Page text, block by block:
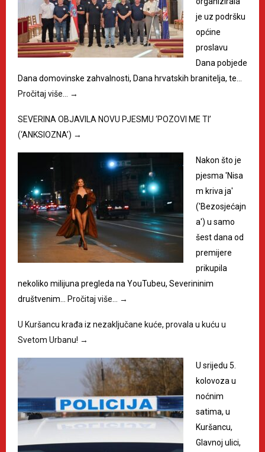
je uz podršku
općine
proslavu
Dana pobjede
Dana domovinske zahvalnosti, Dana hrvatskih branitelja, te…
Pročitaj više…
→
SEVERINA OBJAVILA NOVU PJESMU ‘POZOVI ME TI’
(‘ANKSIOZNA’) →
Nakon što je
pjesma 'Nisa
m kriva ja'
('Bezosjećajn
a') u samo
šest dana od
premijere
prikupila
nekoliko milijuna pregleda na YouTubeu, Severininim
društvenim…
Pročitaj više… →
U Kuršancu krađa iz nezaključane kuće, provala u kuću u
Svetom Urbanu! →
U srijedu 5.
kolovoza u
noćnim
satima, u
Kuršancu,
Glavnoj ulici,